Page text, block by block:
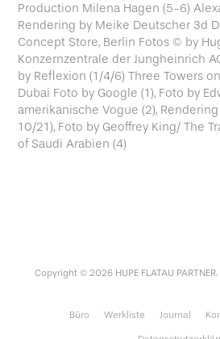
Production Milena Hagen (5-6)
Rendering by Meike Deutscher 3d
Concept Store, Berlin Fotos © by
Konzernzentrale der Jungheinrich
by Reflexion (1/4/6) Three Towers
Dubai Foto by Google (1), Foto by
amerikanische Vogue (2),
10/21), Foto by Geoffrey King/ The
of Saudi Arabien (4)
Copyright © 2026 HUPE FLATAU
Büro Werkliste Journal